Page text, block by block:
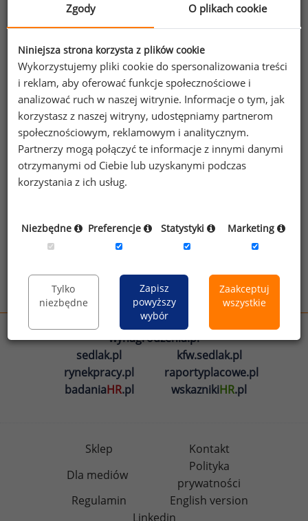
Oświadczam, że zapoznałem/zapoznałam się z
regulaminem.
Wyrażam zgodę na przetwarzanie moich
danych osobowych zawartych w formularzu
przez Sedlak &Sedlak sp. z o.o. sp. k. w celu
Oświadczam, że zapoznałem się z treścią
informacji na temat przetwarzania
Wyślij
wynagrodzenia.pl
sedlak.pl
kfw.sedlak.pl
rynekpracy.pl
raportyplacowe.pl
badaniaHR.pl wskaznikiHR.pl
Sklep
Kontakt
Dla mediów
Polityka
prywatności
Regulamin
English version
Linkedin
Zgody O plikach cookie
Niniejsza strona korzysta z plików cookie
Wykorzystujemy pliki cookie do spersonalizowania treści
i reklam, aby oferować funkcje społecznościowe i
analizować ruch w naszej witrynie. Informacje o tym, jak
korzystasz z naszej witryny, udostępniamy partnerom
społecznościowym, reklamowym i analitycznym.
Partnerzy mogą połączyć te informacje z innymi danymi
otrzymanymi od Ciebie lub uzyskanymi podczas
korzystania z ich usług.
Niezbędne Preferencje Statystyki Marketing
Tylko
niezbędne
Zapisz
powyższy
wybór
Zaakceptuj
wszystkie